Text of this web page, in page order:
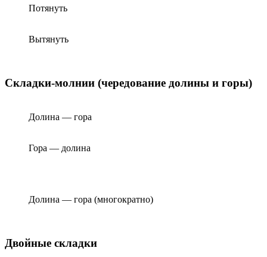
Потянуть
Вытянуть
Складки-молнии (чередование долины и горы)
Долина — гора
Гора — долина
Долина — гора (многократно)
Двойные складки